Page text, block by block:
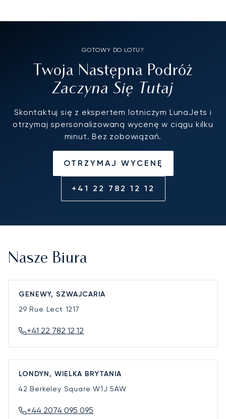
GOTOWY DO LOTU?
Twoja Następna Podróż
Zaczyna Się Tutaj
Skontaktuj się z ekspertem lotniczym LunaJets i
otrzymaj spersonalizowaną wycenę w ciągu kilku
minut. Bez zobowiązań.
OTRZYMAJ WYCENĘ
+41 22 782 12 12
Nasze Biura
GENEWY, SZWAJCARIA
29 Rue Lect 1217
+41 22 782 12 12
LONDYN, WIELKA BRYTANIA
42 Berkeley SquareW1J 5AW
+44 2074 095 095